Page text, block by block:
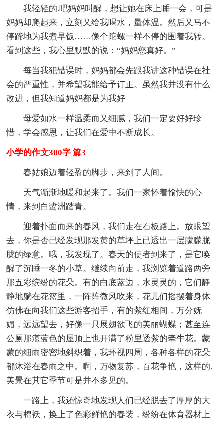
我轻轻的.吧妈妈叫醒，想让她在床上睡一会，可是
妈妈却爬起来，立刻又给我喝水，量体温。然后又马不
停蹄地为我煮早饭……像个陀螺一样不停的围着我转。
看到这些，我心里默默的说：“妈妈您真好。”
每当我犯错误时，妈妈都会先跟我讲这种错误在社
会的严重性，并希望我能给予订正。虽然我并没有什么
改进，但我知道妈妈都是为我好
母爱如水一样温柔而又细腻，我们一定要好好珍
惜，学会感恩，让我们在爱中不断成长。
小学的作文300字 篇3
春姑娘迈着轻盈的脚步，来到了人间。
天气渐渐地暖和起来了。我们一家怀着愉快的心
情，来到白鹭洲踏青。
迎着扑面而来的春风，我们走在石板路上。放眼望
去，你是否已经发现那发黄的草坪上已透出一层朦朦胧
胧的绿意。哦，我发现了。春天的使者到来了，是它唤
醒了沉睡一冬的小草。继续向前走，我浏览着道路两旁
那五彩缤纷的花朵。有的白底蓝边，水灵灵的，它们静
静地躺在花篮里，一阵阵微风吹来，花儿们摇摆着身体
仿佛在向我们这些游客招手，有的紫红相间，万分妩
媚，远远望去，好像一只展翅欲飞的美丽蝴蝶；甚至连
公厕那湛蓝色的屋顶上也开满了粉里透紫的牵牛花。蒙
蒙的细雨密密地斜织着，我环视四周，各种各样的花朵
都沐浴在春雨之中。啊，万物复苏，百花争艳，这样的.
美景在其它季节可是并不多见的。
一路上，我还惊奇地发现人们已经脱去了厚厚的大
衣与棉袄，换上了色彩鲜艳的春装，纷纷在体育器材上